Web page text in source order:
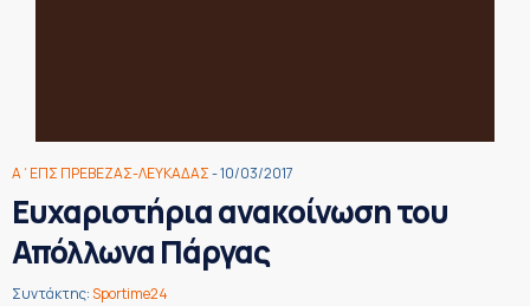
Α΄ΕΠΣ ΠΡΕΒΕΖΑΣ-ΛΕΥΚΑΔΑΣ- 10/03/2017
Ευχαριστήρια ανακοίνωση του
Απόλλωνα Πάργας
Συντάκτης:Sportime24